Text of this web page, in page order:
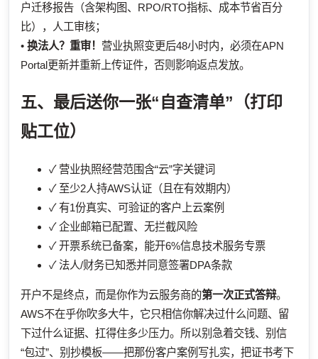
户迁移报告（含架构图、RPO/RTO指标、成本节省百分
比），人工审核；
• 换法人？重审！ 营业执照变更后48小时内，必须在APN
Portal更新并重新上传证件，否则影响返点发放。
五、最后送你一张“自查清单”（打印
贴工位）
✓ 营业执照经营范围含“云”字关键词
✓ 至少2人持AWS认证（且在有效期内）
✓ 有1份真实、可验证的客户上云案例
✓ 企业邮箱已配置、无拦截风险
✓ 开票系统已备案，能开6%信息技术服务专票
✓ 法人/财务已知悉并同意签署DPA条款
开户不是终点，而是你作为云服务商的第一次正式答辩。
AWS不在乎你吹多大牛，它只相信你解决过什么问题、留
下过什么证据、扛得住多少压力。所以别急着交钱、别信
“包过”、别抄模板——把那份客户案例写扎实，把证书考下